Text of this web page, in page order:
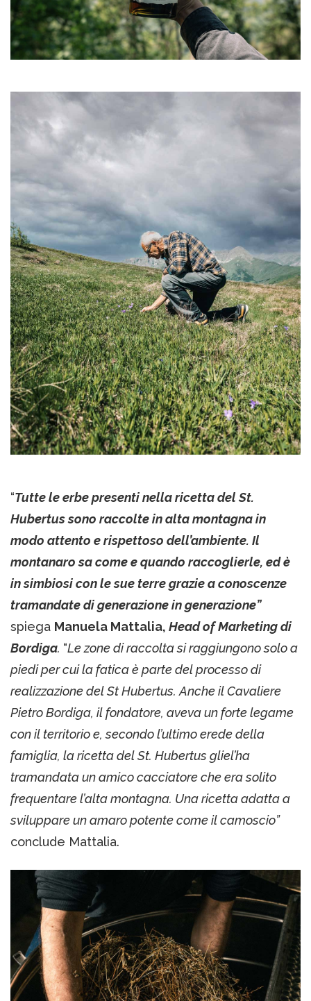
“Tutte le erbe presenti nella ricetta del St.
Hubertus sono raccolte in alta montagna in
modo attento e rispettoso dell’ambiente. Il
montanaro sa come e quando raccoglierle, ed è
in simbiosi con le sue terre grazie a conoscenze
tramandate di generazione in generazione”
spiega Manuela Mattalia, Head of Marketing di
Bordiga. “Le zone di raccolta si raggiungono solo a
piedi per cui la fatica è parte del processo di
realizzazione del St Hubertus. Anche il Cavaliere
Pietro Bordiga, il fondatore, aveva un forte legame
con il territorio e, secondo l’ultimo erede della
famiglia, la ricetta del St. Hubertus gliel’ha
tramandata un amico cacciatore che era solito
frequentare l’alta montagna. Una ricetta adatta a
sviluppare un amaro potente come il camoscio”
conclude Mattalia.